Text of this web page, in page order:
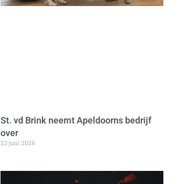
St. vd Brink neemt Apeldoorns bedrijf
over
23 juni 2026